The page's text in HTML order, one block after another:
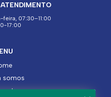
feira, 07:30–11:00
17:00
somos